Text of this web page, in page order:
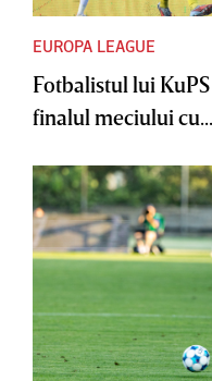
EUROPA LEAGUE
Fotbalistul lui
finalul meciului cu...